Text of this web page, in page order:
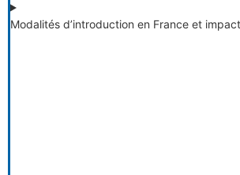
Modalités d’introduction en France et